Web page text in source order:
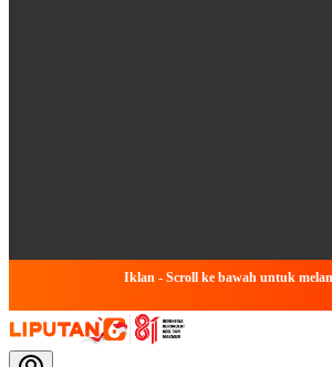
Iklan - Scroll ke bawah untuk